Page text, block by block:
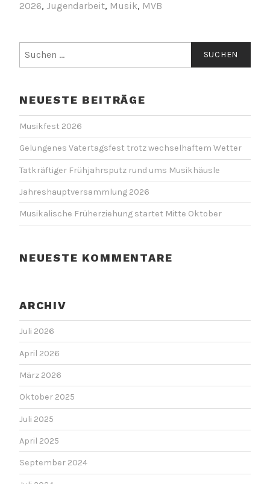
2026, Jugendarbeit, Musik, MVB
nach:
NEUESTE BEITRÄGE
Musikfest 2026
Gelungenes Vatertagsfest trotz wechselhaftem Wetter
Tatkräftiger Frühjahrsputz rund ums Musikhäusle
Jahreshauptversammlung 2026
Musikalische Früherziehung startet Mitte Oktober
NEUESTE KOMMENTARE
ARCHIV
Juli 2026
April 2026
März 2026
Oktober 2025
Juli 2025
April 2025
September 2024